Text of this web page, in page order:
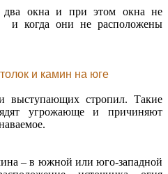
два окна и при этом окна не
и когда они не расположены
и камин на юге
выступающих стропил. Такие
угрожающе и причиняют
– в южной или юго-западной